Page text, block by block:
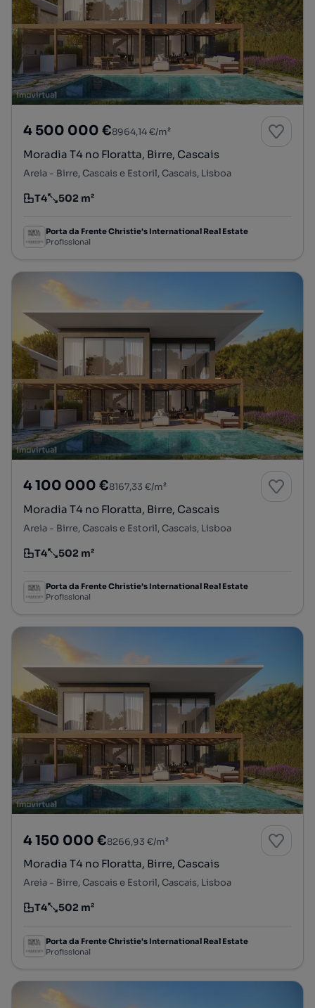
4 500 000 €8964,14 €/m²
Moradia T4 no Floratta, Birre, Cascais
Areia - Birre, Cascais e Estoril, Cascais, Lisboa
Tipologia
T4
Preço por metro quadrado
502 m²
Porta da Frente Christie's International Real Estate
Profissional
4 100 000 €8167,33 €/m²
Moradia T4 no Floratta, Birre, Cascais
Areia - Birre, Cascais e Estoril, Cascais, Lisboa
Tipologia
T4
Preço por metro quadrado
502 m²
Porta da Frente Christie's International Real Estate
Profissional
4 150 000 €8266,93 €/m²
Moradia T4 no Floratta, Birre, Cascais
Areia - Birre, Cascais e Estoril, Cascais, Lisboa
Tipologia
T4
Preço por metro quadrado
502 m²
Porta da Frente Christie's International Real Estate
Profissional